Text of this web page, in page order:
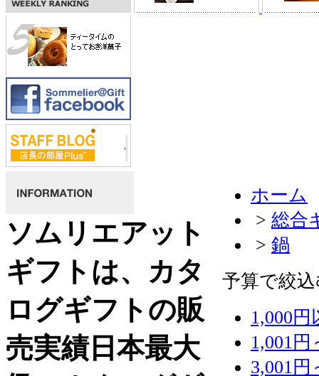
ホーム
> 総合
> 鍋
予算で絞
1,000円
1,001円
3,001円
ソムリエアット
ギフトは、カタ
ログギフトの販
売実績日本最大